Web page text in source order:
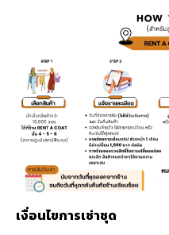
เงื่อนไขการเช่าชุด